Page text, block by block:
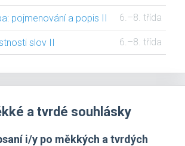
pojmenování a popis II 6.–8. třída
slov II 6.–8. třída
a tvrdé souhlásky
i/y po měkkých a tvrdých